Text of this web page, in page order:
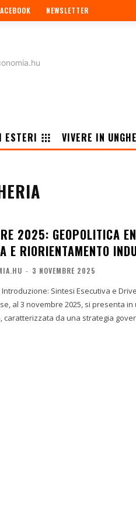
NEWSLETTER
ESTERI VIVERE IN
2025: GEOPOLITICA
E RIORIENTAMENTO
- 3 NOVEMBRE 2025
da una strategia